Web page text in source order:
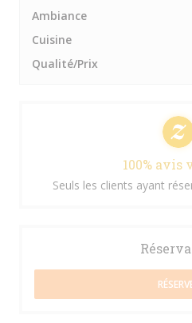
Ambiance
Cuisine
Qualité/Prix
100% avis
Seuls les clients ayant